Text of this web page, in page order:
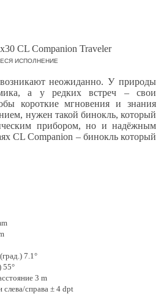
CL Companion Traveler
ИСПОЛНЕНИЕ
неожиданно. У природы
а у редких встреч – свои
короткие мгновения и знания
нужен такой бинокль, который
прибором, но и надёжным
CL Companion – бинокль который
7.1°
55°
3 m
справа ± 4 dpt